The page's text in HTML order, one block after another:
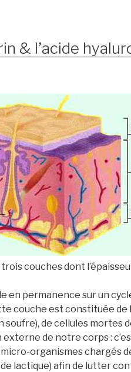
& l’acide
couches dont
en permanence sur un
couche est constituée
de cellules mortes
de notre corps :
organismes chargés
lactique) afin de lutter